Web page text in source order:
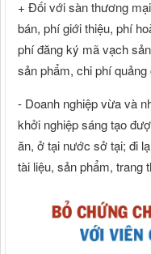
+ Đối với sàn thương
bán, phí giới thiệu, phí
phí đăng ký mã vạch
sản phẩm, chi phí
- Doanh nghiệp vừa và
khởi nghiệp sáng tạo
ăn, ở tại nước sở tại; đi
tài liệu, sản phẩm, trang